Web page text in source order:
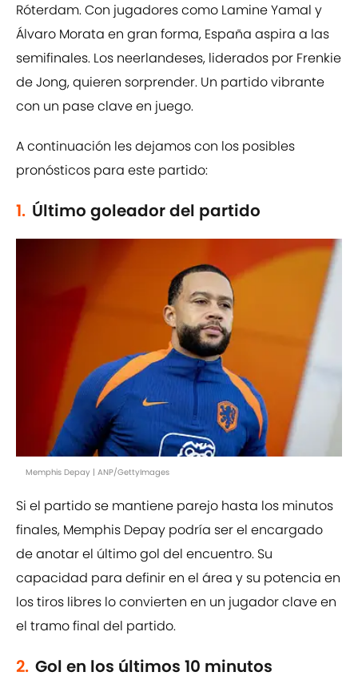
Róterdam. Con jugadores como Lamine Yamal y
Álvaro Morata en gran forma, España aspira a las
semifinales. Los neerlandeses, liderados por Frenkie
de Jong, quieren sorprender. Un partido vibrante
con un pase clave en juego.
A continuación les dejamos con los posibles
pronósticos para este partido:
1. Último goleador del partido
Memphis Depay | ANP/GettyImages
Si el partido se mantiene parejo hasta los minutos
finales, Memphis Depay podría ser el encargado
de anotar el último gol del encuentro. Su
capacidad para definir en el área y su potencia en
los tiros libres lo convierten en un jugador clave en
el tramo final del partido.
2. Gol en los últimos 10 minutos